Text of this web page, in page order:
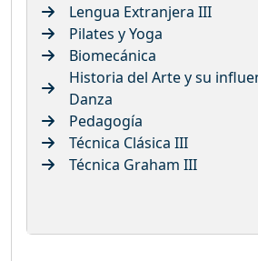
Lengua Extranjera III
Pilates y Yoga
Biomecánica
Historia del Arte y su
Danza
Pedagogía
Técnica Clásica III
Técnica Graham III